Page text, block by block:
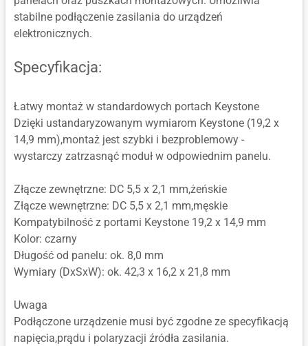
stabilne podłączenie zasilania do urządzeń
elektronicznych.
Specyfikacja:
Łatwy montaż w standardowych portach Keystone
Dzięki ustandaryzowanym wymiarom Keystone (19,2 x
14,9 mm),montaż jest szybki i bezproblemowy -
wystarczy zatrzasnąć moduł w odpowiednim panelu.
Złącze zewnętrzne: DC 5,5 x 2,1 mm,żeńskie
Złącze wewnętrzne: DC 5,5 x 2,1 mm,męskie
Kompatybilność z portami Keystone 19,2 x 14,9 mm
Kolor: czarny
Długość od panelu: ok. 8,0 mm
Wymiary (DxSxW): ok. 42,3 x 16,2 x 21,8 mm
Uwaga
Podłączone urządzenie musi być zgodne ze specyfikacją
napięcia,prądu i polaryzacji źródła zasilania.